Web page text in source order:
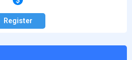
Register